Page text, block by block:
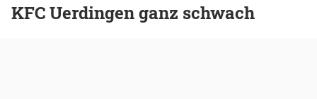
KFC Uerdingen ganz schwach